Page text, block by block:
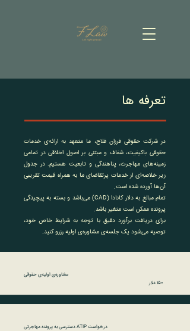
تعرفه ها
در شرکت حقوقی فرزان فلاح، ما متعهد به ارائه‌ی خدمات
حقوقی باکیفیت، شفاف و مبتنی بر اصول اخلاقی در تمامی
زمینه‌های مهاجرت، پناهندگی و تابعیت هستیم. در جدول
زیر خلاصه‌ای از خدمات پرتقاضای ما به همراه قیمت تقریبی
آن‌ها آورده شده است.
تمام مبالغ به دلار کانادا (CAD) می‌باشد و بسته به پیچیدگی
پرونده ممکن است متغیر باشد.
برای دریافت برآورد دقیق با توجه به شرایط خاص خود،
توصیه می‌شود یک جلسه‌ی مشاوره‌ی اولیه رزرو کنید.
مشاوره‌ی اولیه‌ی حقوقی
۱۵۰ دلار
درخواست ATIP دسترسی به پرونده مهاجرتی